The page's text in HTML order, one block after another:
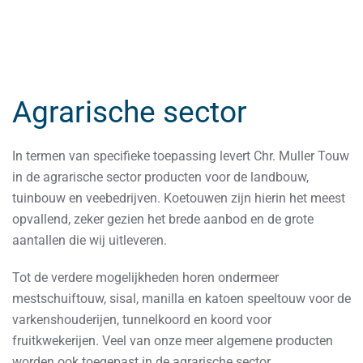
Agrarische sector
In termen van specifieke toepassing levert Chr. Muller Touw
in de agrarische sector producten voor de landbouw,
tuinbouw en veebedrijven. Koetouwen zijn hierin het meest
opvallend, zeker gezien het brede aanbod en de grote
aantallen die wij uitleveren.
Tot de verdere mogelijkheden horen ondermeer
mestschuiftouw, sisal, manilla en katoen speeltouw voor de
varkenshouderijen, tunnelkoord en koord voor
fruitkwekerijen. Veel van onze meer algemene producten